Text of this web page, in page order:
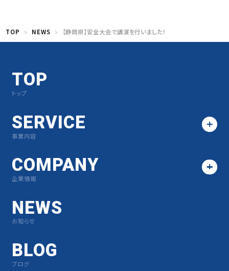
TOP NEWS 【静岡県】安全大会で講演を行いました！
TOP
トップ
SERVICE
事業内容
COMPANY
企業情報
NEWS
お知らせ
BLOG
ブログ